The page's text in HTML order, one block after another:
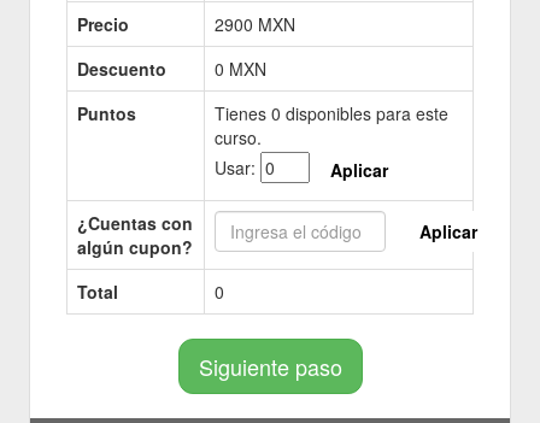
Precio
2900 MXN
Descuento
0 MXN
Puntos
Tienes 0 disponibles para este
curso.
Usar:
Aplicar
¿Cuentas con
algún cupon?
Aplicar
Total 0
Siguiente paso